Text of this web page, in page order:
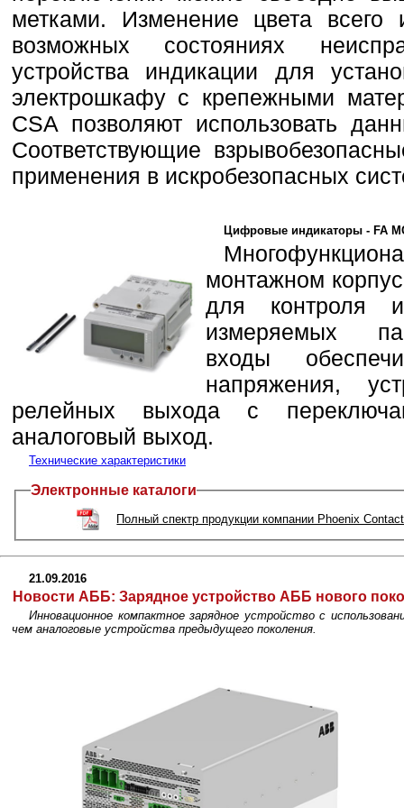
метками. Изменение цвета всего
возможных состояниях
устройства индикации для
электрошкафу с крепежными
CSA позволяют использовать
Соответствующие
применения в искробезопасных
Цифровые индикаторы - FA
монтажном
для контроля
измеряемых
входы
напряжения,
релейных выхода с
аналоговый выход.
Технические характеристики
Электронные каталоги
Полный спектр продукции компании Phoenix Contact
21.09.2016
Новости АББ: Зарядное устройство АББ нового
Инновационное компактное зарядное устройство с
чем аналоговые устройства предыдущего поколения.